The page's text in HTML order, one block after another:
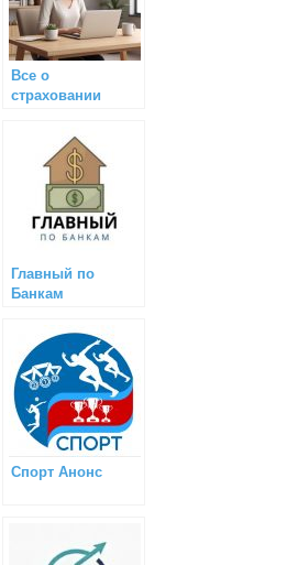
Все о
страховании
Главный по
Банкам
Спорт Анонс